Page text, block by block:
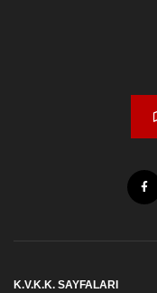
K.V.K.K. SAYFALARI